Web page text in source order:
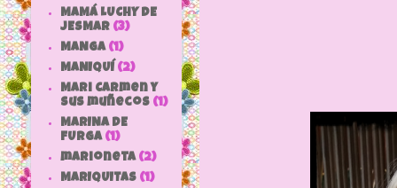
MAMÁ LUCHY DE
JESMAR (3)
MANGA (1)
MANIQUÍ (2)
Mari Carmen y
sus muñecos (1)
MARINA DE
FURGA (1)
marioneta (2)
MARIQUITAS (1)